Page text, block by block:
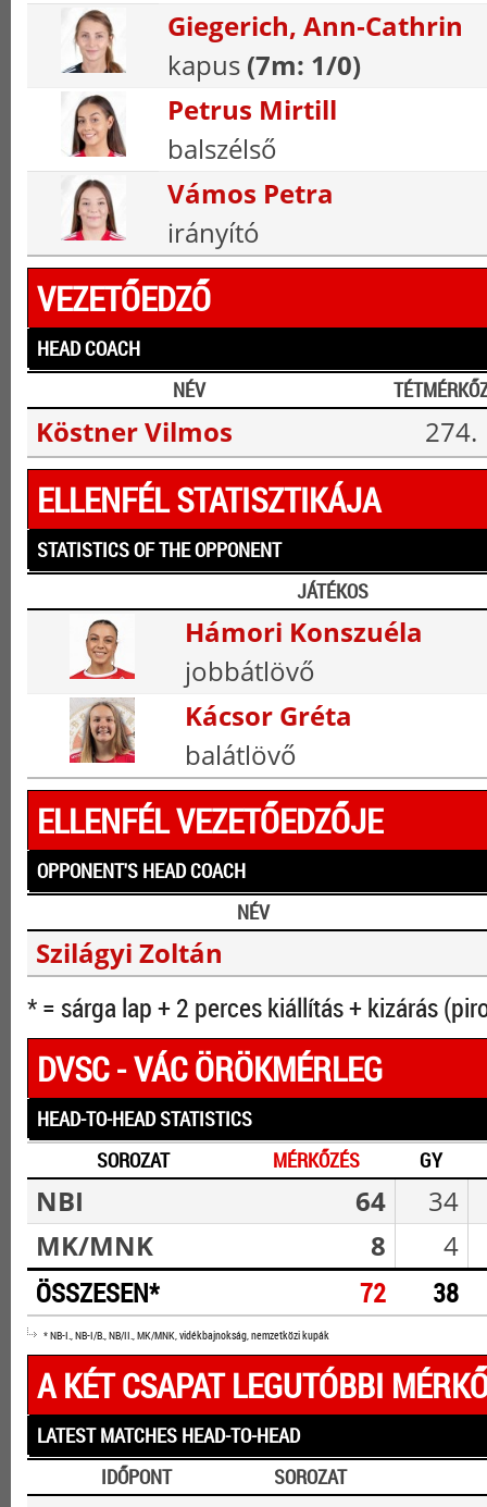
Giegerich, Ann‑Cathrin
kapus (7m: 1/0)
Petrus Mirtill
balszélső
Vámos Petra
irányító
VEZETŐEDZŐ
HEAD COACH
NÉV
Köstner Vilmos 274.
ELLENFÉL STATISZTIKÁJA
STATISTICS OF THE OPPONENT
JÁTÉKOS
Hámori Konszuéla
jobbátlövő
Kácsor Gréta
balátlövő
ELLENFÉL VEZETŐEDZŐJE
OPPONENT'S HEAD COACH
NÉV
Szilágyi Zoltán
* = sárga lap + 2 perces kiállítás + kizárás
DVSC - VÁC ÖRÖKMÉRLEG
HEAD-TO-HEAD STATISTICS
SOROZAT
MÉRKŐZÉS GY
NBI 64
34
MK/MNK
8 4
ÖSSZESEN* 72 38
* NB-I., NB-I/B., NB/II., MK/MNK, vidékbajnokság, nemzetközi kupák
A KÉT CSAPAT LEGUTÓBBI
LATEST MATCHES HEAD-TO-HEAD
IDŐPONT
SOROZAT